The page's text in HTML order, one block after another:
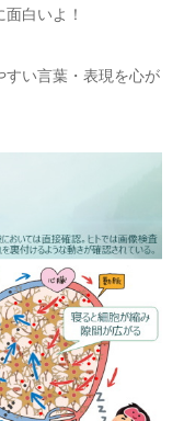
白いよ！
い言葉・表現を心が